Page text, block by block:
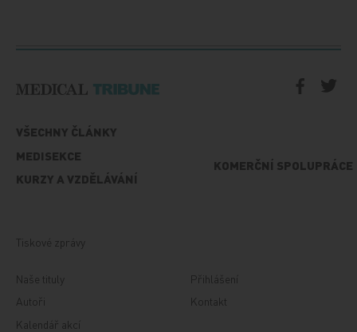
VŠECHNY ČLÁNKY
MEDISEKCE
KURZY A VZDĚLÁVÁNÍ
KOMERČNÍ SPOLUPRÁCE
Tiskové zprávy
Naše tituly
Autoři
Kalendář akcí
Přihlášení
Kontakt